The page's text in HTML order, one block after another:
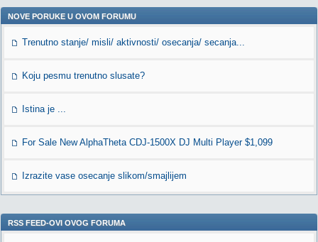
NOVE PORUKE U OVOM FORUMU
Trenutno stanje/ misli/ aktivnosti/ osecanja/ secanja...
Koju pesmu trenutno slusate?
Istina je ...
For Sale New AlphaTheta CDJ-1500X DJ Multi Player $1,099
Izrazite vase osecanje slikom/smajlijem
RSS FEED-OVI OVOG FORUMA